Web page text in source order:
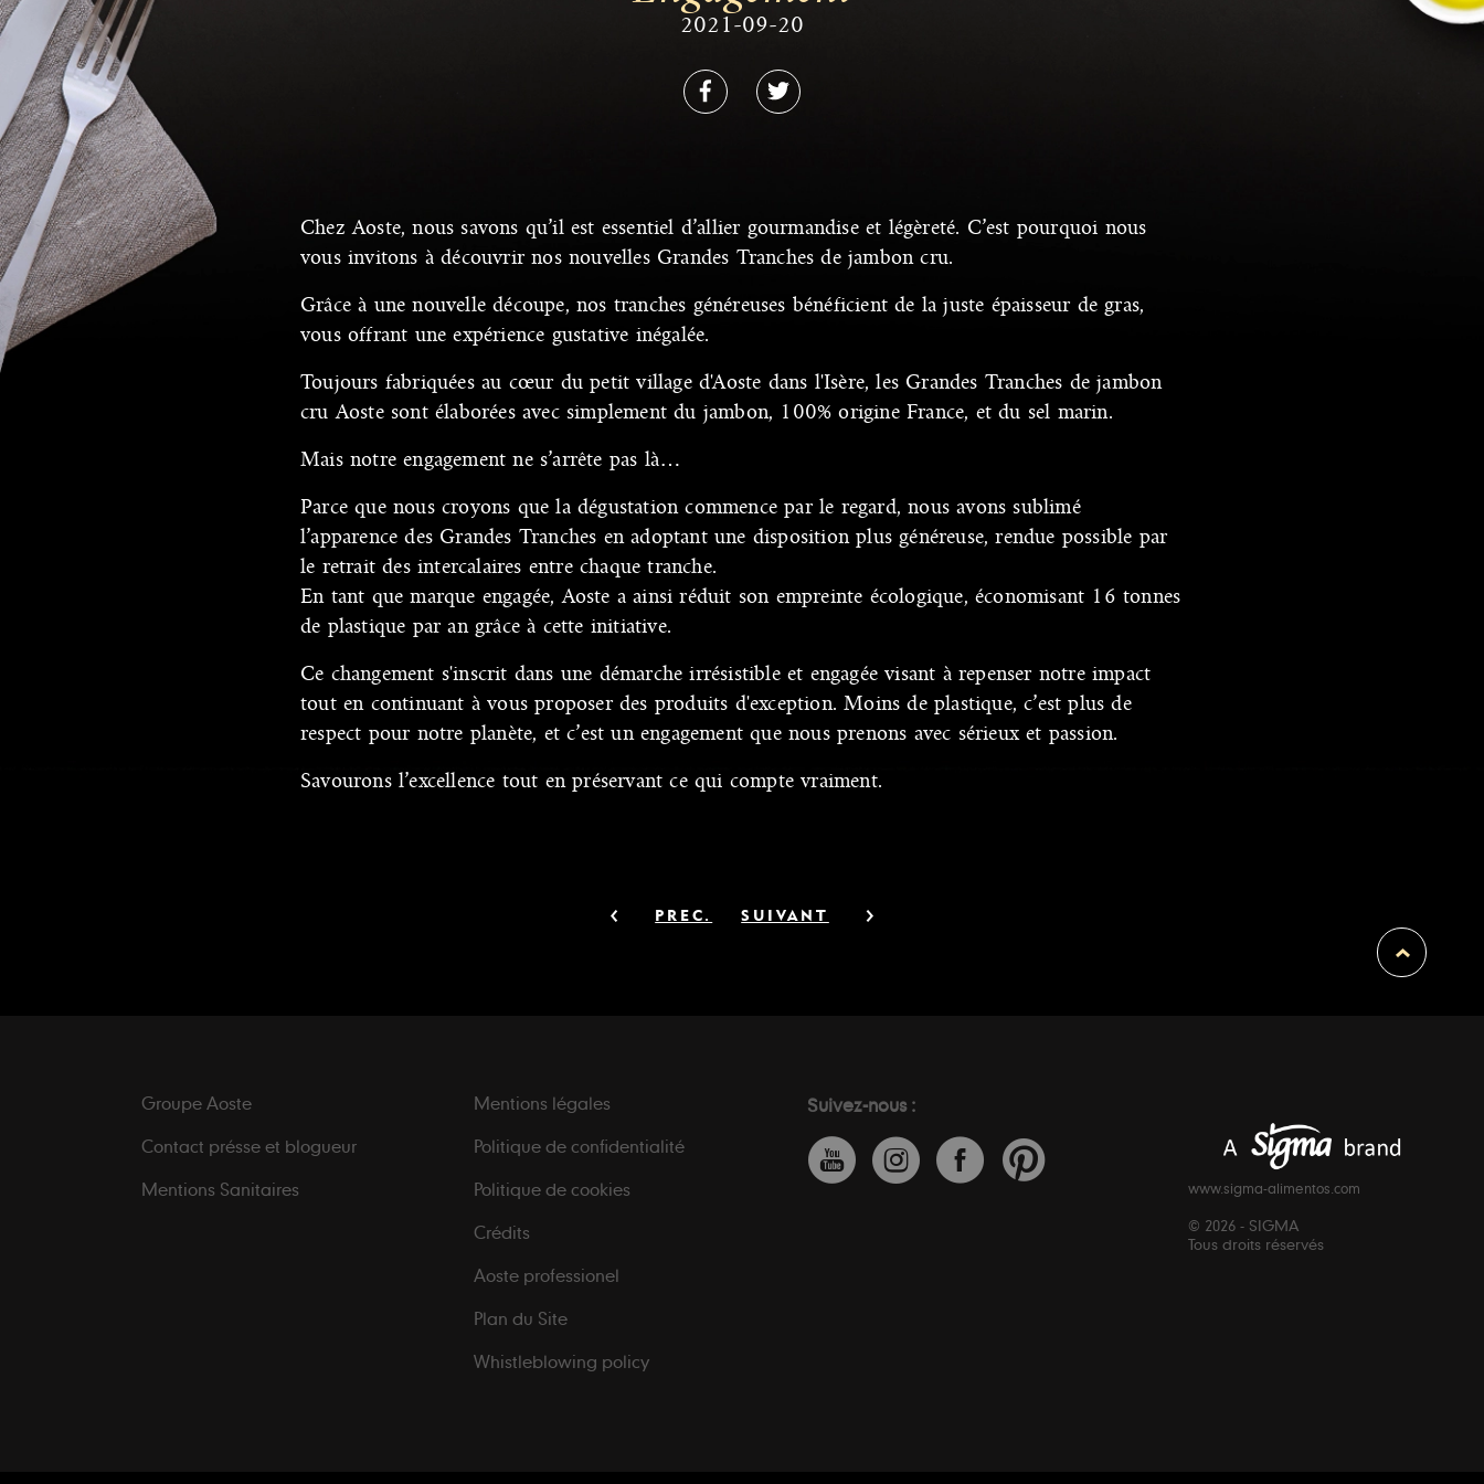
2021-09-20
Chez Aoste, nous savons qu’il est essentiel d’allier gourmandise et légèreté. C’est pourquoi nous
vous invitons à découvrir nos nouvelles Grandes Tranches de jambon cru.
Grâce à une nouvelle découpe, nos tranches généreuses bénéficient de la juste épaisseur de gras,
vous offrant une expérience gustative inégalée.
Toujours fabriquées au cœur du petit village d'Aoste dans l'Isère, les Grandes Tranches de jambon
cru Aoste sont élaborées avec simplement du jambon, 100% origine France, et du sel marin.
Mais notre engagement ne s’arrête pas là…
Parce que nous croyons que la dégustation commence par le regard, nous avons sublimé
l’apparence des Grandes Tranches en adoptant une disposition plus généreuse, rendue possible par
le retrait des intercalaires entre chaque tranche.
En tant que marque engagée, Aoste a ainsi réduit son empreinte écologique, économisant 16 tonnes
de plastique par an grâce à cette initiative.
Ce changement s'inscrit dans une démarche irrésistible et engagée visant à repenser notre impact
tout en continuant à vous proposer des produits d'exception. Moins de plastique, c’est plus de
respect pour notre planète, et c’est un engagement que nous prenons avec sérieux et passion.
Savourons l’excellence tout en préservant ce qui compte vraiment.
PREC. SUIVANT
Suivez-nous :
Groupe Aoste
Contact présse et blogueur
Mentions Sanitaires
Mentions légales
Politique de confidentialité
Politique de cookies
Crédits
Aoste professionel
Plan du Site
Whistleblowing policy
www.sigma-alimentos.com
© 2026 - SIGMA
Tous droits réservés